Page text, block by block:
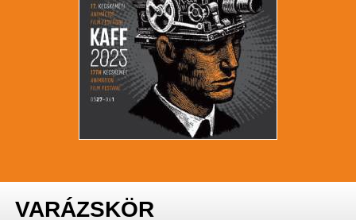
VARÁZSKÖR